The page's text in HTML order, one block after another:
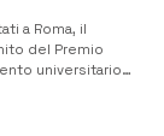
a Roma, il
del Premio
universitario